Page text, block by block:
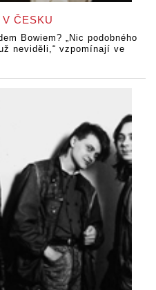
ČESKU
Bowiem? „Nic podobného
neviděli,“ vzpomínají ve